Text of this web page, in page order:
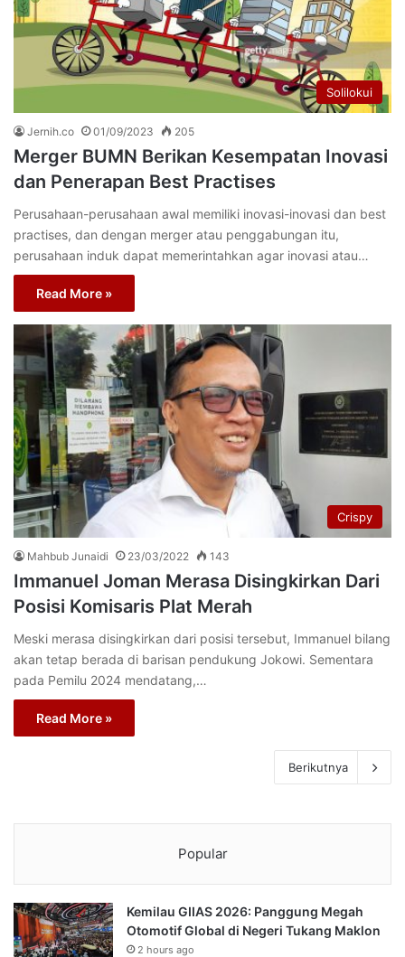
Solilokui
Jernih.co 01/09/2023 205
Merger BUMN Berikan Kesempatan Inovasi
dan Penerapan Best Practises
Perusahaan-perusahaan awal memiliki inovasi-inovasi dan best
practises, dan dengan merger atau penggabungan itu,
perusahaan induk dapat memerintahkan agar inovasi atau…
Read More »
Crispy
Mahbub Junaidi 23/03/2022 143
Immanuel Joman Merasa Disingkirkan Dari
Posisi Komisaris Plat Merah
Meski merasa disingkirkan dari posisi tersebut, Immanuel bilang
akan tetap berada di barisan pendukung Jokowi. Sementara
pada Pemilu 2024 mendatang,…
Read More »
Berikutnya
Popular
Kemilau GIIAS 2026: Panggung Megah
Otomotif Global di Negeri Tukang Maklon
2 hours ago